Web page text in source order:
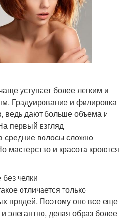
уступает более легким и
Градуирование и филировка
ведь дают больше объема и
первый взгляд
средние волосы сложно
мастерство и красота кроются
челки
отличается только
прядей. Поэтому оно все еще
элегантно, делая образ более